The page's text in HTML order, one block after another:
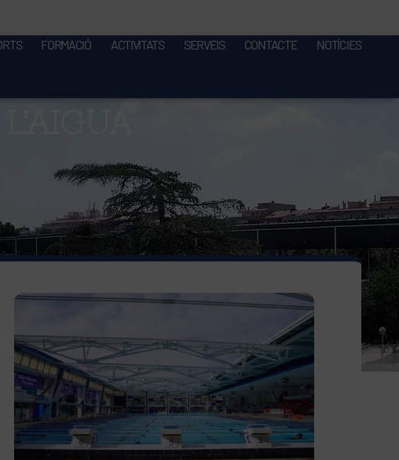
FORMACIÓ ACTIVITATS SERVEIS CONTACTE NOTÍCIES